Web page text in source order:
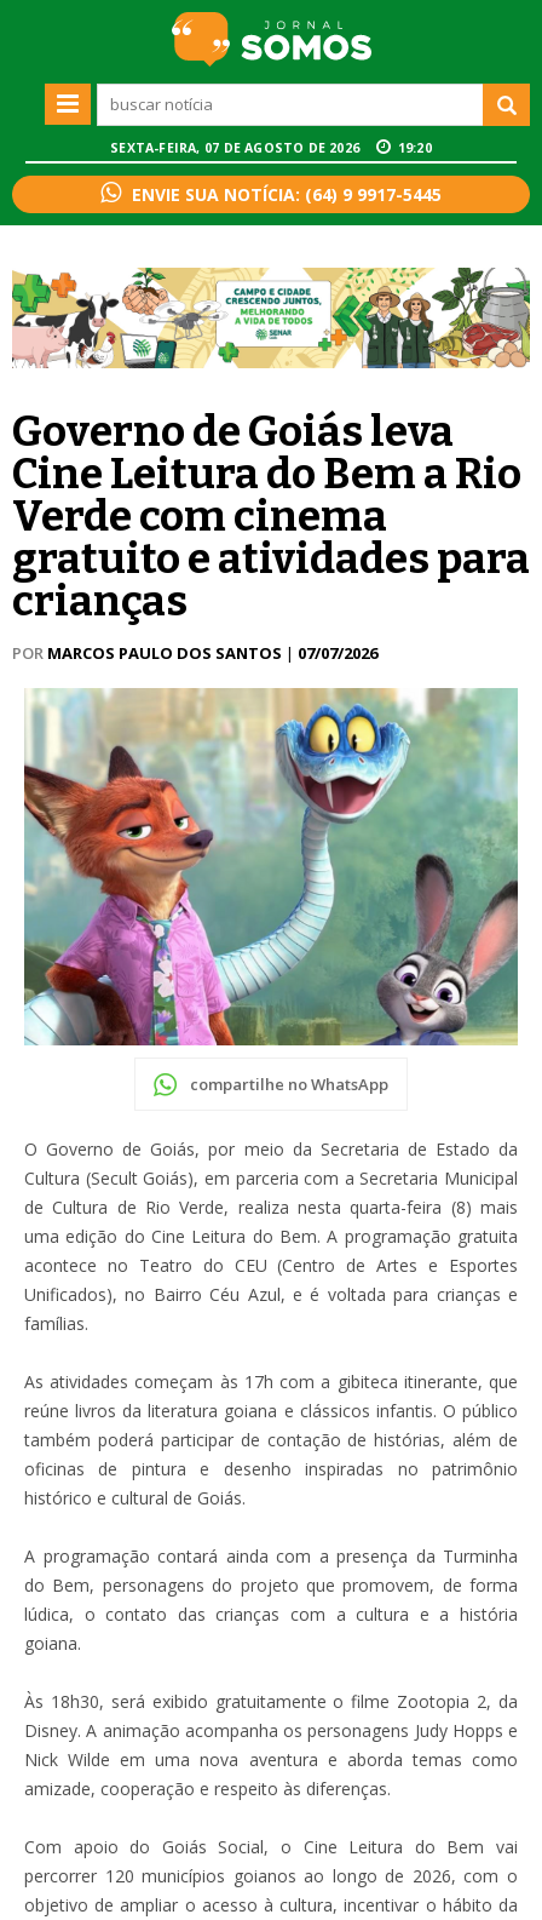
SEXTA-FEIRA, 07 DE AGOSTO DE 2026 19:20
ENVIE SUA NOTÍCIA: (64) 9 9917-5445
Governo de Goiás leva
Cine Leitura do Bem a Rio
Verde com cinema
gratuito e atividades para
crianças
POR MARCOS PAULO DOS SANTOS | 07/07/2026
compartilhe no WhatsApp
O Governo de Goiás, por meio da Secretaria de Estado da
Cultura (Secult Goiás), em parceria com a Secretaria Municipal
de Cultura de Rio Verde, realiza nesta quarta-feira (8) mais
uma edição do Cine Leitura do Bem. A programação gratuita
acontece no Teatro do CEU (Centro de Artes e Esportes
Unificados), no Bairro Céu Azul, e é voltada para crianças e
famílias.
As atividades começam às 17h com a gibiteca itinerante, que
reúne livros da literatura goiana e clássicos infantis. O público
também poderá participar de contação de histórias, além de
oficinas de pintura e desenho inspiradas no patrimônio
histórico e cultural de Goiás.
A programação contará ainda com a presença da Turminha
do Bem, personagens do projeto que promovem, de forma
lúdica, o contato das crianças com a cultura e a história
goiana.
Às 18h30, será exibido gratuitamente o filme Zootopia 2, da
Disney. A animação acompanha os personagens Judy Hopps e
Nick Wilde em uma nova aventura e aborda temas como
amizade, cooperação e respeito às diferenças.
Com apoio do Goiás Social, o Cine Leitura do Bem vai
percorrer 120 municípios goianos ao longo de 2026, com o
objetivo de ampliar o acesso à cultura, incentivar o hábito da